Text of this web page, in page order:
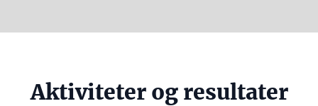
Headline
Aktiviteter og resultater